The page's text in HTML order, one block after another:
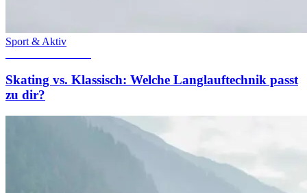
Sport & Aktiv
Skating vs. Klassisch: Welche Langlauftechnik passt
zu dir?